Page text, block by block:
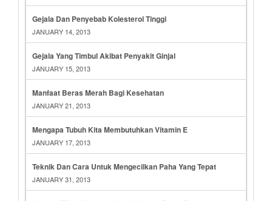
Gejala Dan Penyebab Kolesterol Tinggi
JANUARY 14, 2013
Gejala Yang Timbul Akibat Penyakit Ginjal
JANUARY 15, 2013
Manfaat Beras Merah Bagi Kesehatan
JANUARY 21, 2013
Mengapa Tubuh Kita Membutuhkan Vitamin E
JANUARY 17, 2013
Teknik Dan Cara Untuk Mengecilkan Paha Yang Tepat
JANUARY 31, 2013